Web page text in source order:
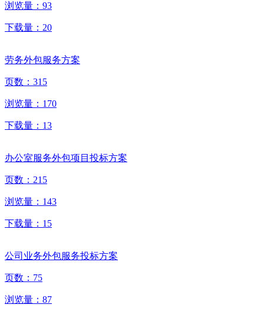
浏览量： 93
下载量： 20
劳务外包服务方案
页数： 315
浏览量： 170
下载量： 13
办公室服务外包项目投标方案
页数： 215
浏览量： 143
下载量： 15
公司业务外包服务投标方案
页数： 75
浏览量： 87